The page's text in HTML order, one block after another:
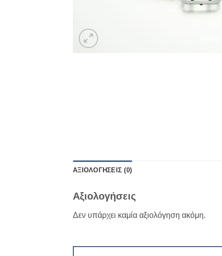
ΑΞΙΟΛΟΓΉΣΕΙΣ (0)
Αξιολογήσεις
Δεν υπάρχει καμία αξιολόγηση ακόμη.